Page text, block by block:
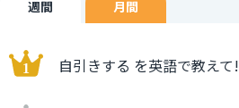
週間 月間
自引きする を英語で教えて!